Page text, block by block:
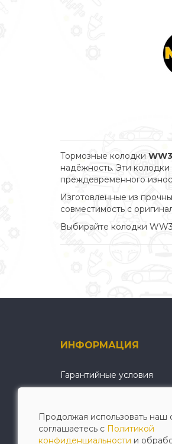
Тормозные колодки
надёжность. Эти
преждевременного
Изготовленные из
совместимость с
Выбирайте колодки
ИНФОРМАЦИЯ
Гарантийные условия
Политика
Продолжая использовать наш
соглашаетесь с Политикой
конфиденциальности и